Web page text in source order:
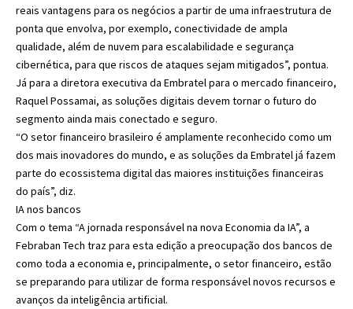
reais vantagens para os negócios a partir de uma infraestrutura de
ponta que envolva, por exemplo, conectividade de ampla
qualidade, além de nuvem para escalabilidade e segurança
cibernética, para que riscos de ataques sejam mitigados”, pontua.
Já para a diretora executiva da Embratel para o mercado financeiro,
Raquel Possamai, as soluções digitais devem tornar o futuro do
segmento ainda mais conectado e seguro.
“O setor financeiro brasileiro é amplamente reconhecido como um
dos mais inovadores do mundo, e as soluções da Embratel já fazem
parte do ecossistema digital das maiores instituições financeiras
do país”, diz.
IA nos bancos
Com o tema “A jornada responsável na nova Economia da IA”, a
Febraban Tech traz para esta edição a preocupação dos bancos de
como toda a economia e, principalmente, o setor financeiro, estão
se preparando para utilizar de forma responsável novos recursos e
avanços da inteligência artificial.